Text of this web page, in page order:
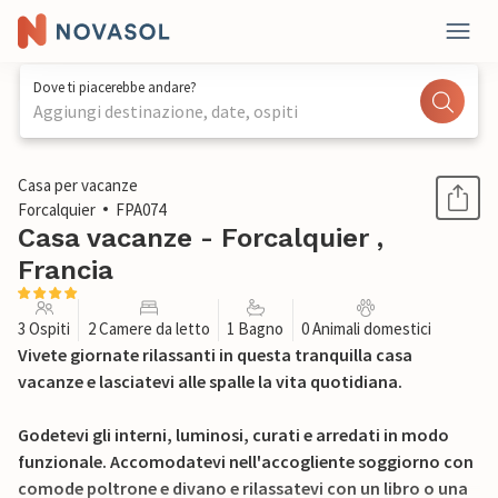
Dove ti piacerebbe andare?
Aggiungi destinazione, date, ospiti
1 / 21
Casa per vacanze
Forcalquier
FPA074
Casa vacanze - Forcalquier ,
Francia
3 Ospiti 2 Camere da letto 1 Bagno 0 Animali domestici
Vivete giornate rilassanti in questa tranquilla casa
vacanze e lasciatevi alle spalle la vita quotidiana.
Godetevi gli interni, luminosi, curati e arredati in modo
funzionale. Accomodatevi nell'accogliente soggiorno con
comode poltrone e divano e rilassatevi con un libro o una